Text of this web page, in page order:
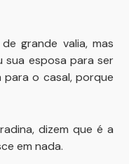
grande valia, mas
sua esposa para ser
para o casal, porque
dizem que é a
em nada.